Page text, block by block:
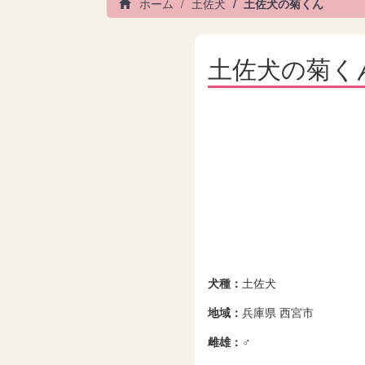
土佐犬の菊く
犬種： 土佐犬
地域：兵庫県 西宮市
雌雄： ♂